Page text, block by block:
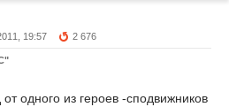
19:57 2 676
одного из героев -сподвижников